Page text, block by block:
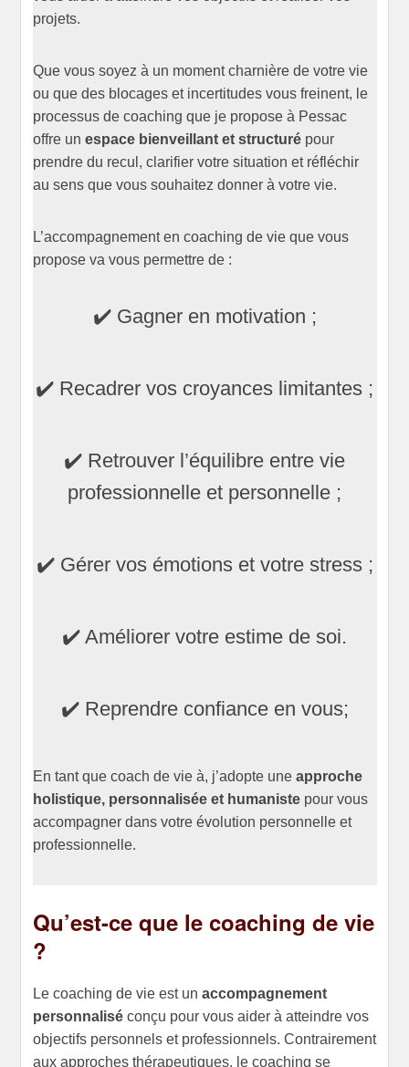
projets.
Que vous soyez à un moment charnière de votre vie
ou que des blocages et incertitudes vous freinent, le
processus de coaching que je propose à Pessac
offre un espace bienveillant et structurépour
prendre du recul, clarifier votre situation et réfléchir
au sens que vous souhaitez donner à votre vie.
L’accompagnement en coaching de vie que vous
propose va vous permettre de :
✔️ Gagner en motivation ;
✔️ Recadrer vos croyances limitantes ;
✔️ Retrouver l’équilibre entre vie
professionnelle et personnelle ;
✔️ Gérer vos émotions et votre stress ;
✔️ Améliorer votre estime de soi.
✔️ Reprendre confiance en vous;
En tant que coach de vie à, j’adopte une approche
holistique, personnalisée et humanistepour vous
accompagner dans votre évolution personnelle et
professionnelle.
Qu’est-ce que le coaching de vie
?
Le coaching de vie est un accompagnement
personnaliséconçu pour vous aider à atteindre vos
objectifs personnels et professionnels. Contrairement
aux approches thérapeutiques, le coaching se